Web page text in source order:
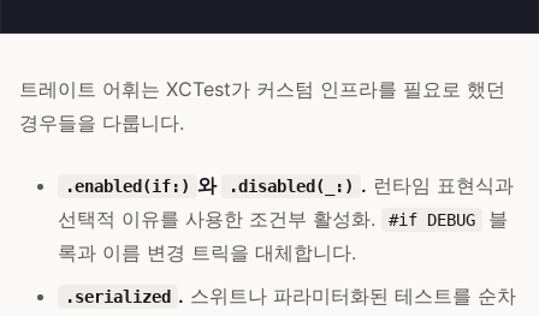
트레이트 어휘는 XCTest가 커스텀 인프라를 필요로 했던
경우들을 다룹니다.
.enabled(if:) 와 .disabled(_:) . 런타임 표현식과
선택적 이유를 사용한 조건부 활성화.
#if DEBUG
블
록과 이름 변경 트릭을 대체합니다.
.serialized . 스위트나 파라미터화된 테스트를 순차